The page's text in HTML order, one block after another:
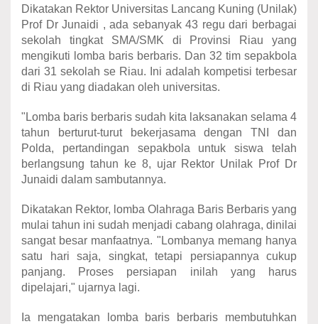
Dikatakan Rektor Universitas Lancang Kuning (Unilak)
Prof Dr Junaidi , ada sebanyak 43 regu dari berbagai
sekolah tingkat SMA/SMK di Provinsi Riau yang
mengikuti lomba baris berbaris. Dan 32 tim sepakbola
dari 31 sekolah se Riau. Ini adalah kompetisi terbesar
di Riau yang diadakan oleh universitas.
"Lomba baris berbaris sudah kita laksanakan selama 4
tahun berturut-turut bekerjasama dengan TNI dan
Polda, pertandingan sepakbola untuk siswa telah
berlangsung tahun ke 8, ujar Rektor Unilak Prof Dr
Junaidi dalam sambutannya.
Dikatakan Rektor, lomba Olahraga Baris Berbaris yang
mulai tahun ini sudah menjadi cabang olahraga, dinilai
sangat besar manfaatnya. "Lombanya memang hanya
satu hari saja, singkat, tetapi persiapannya cukup
panjang. Proses persiapan inilah yang harus
dipelajari," ujarnya lagi.
Ia mengatakan lomba baris berbaris membutuhkan